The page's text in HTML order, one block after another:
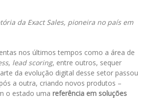
da Exact Sales, pioneira no país em
nos últimos tempos como a área de
, lead scoring, entre outros, sequer
da evolução digital desse setor passou
a outra, criando novos produtos –
o estado uma referência em soluções